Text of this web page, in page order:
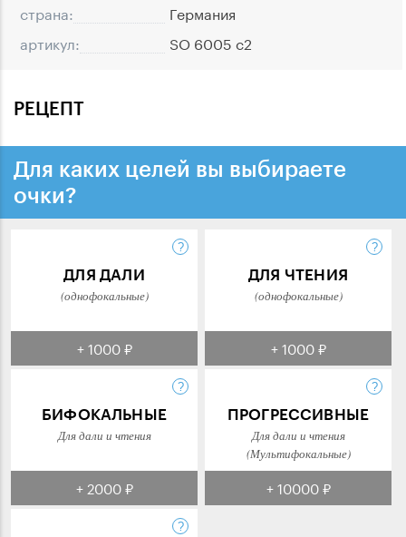
страна:
Германия
артикул:
SO 6005 c2
РЕЦЕПТ
Для каких целей вы выбираете
очки?
ДЛЯ ДАЛИ
(однофокальные)
+ 1000 ₽
ДЛЯ ЧТЕНИЯ
(однофокальные)
+ 1000 ₽
БИФОКАЛЬНЫЕ
Для дали и чтения
+ 2000 ₽
ПРОГРЕССИВНЫЕ
Для дали и чтения
(Мультифокальные)
+ 10000 ₽